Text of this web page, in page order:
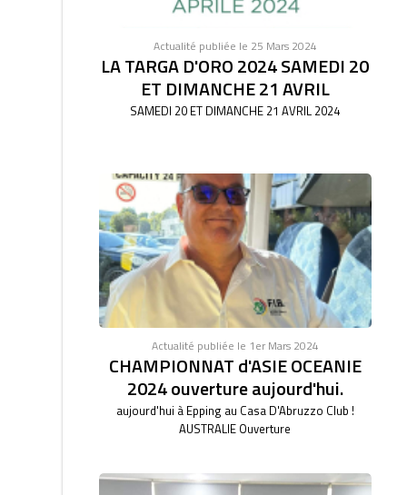
Actualité publiée le 25 Mars 2024
LA TARGA D'ORO 2024 SAMEDI 20
ET DIMANCHE 21 AVRIL
SAMEDI 20 ET DIMANCHE 21 AVRIL 2024
Actualité publiée le 1er Mars 2024
CHAMPIONNAT d'ASIE OCEANIE
2024 ouverture aujourd'hui.
aujourd'hui à Epping au Casa D'Abruzzo Club !
AUSTRALIE Ouverture